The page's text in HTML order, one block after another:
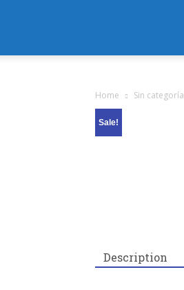
Velez
Home Sin categoría
Sale!
Description